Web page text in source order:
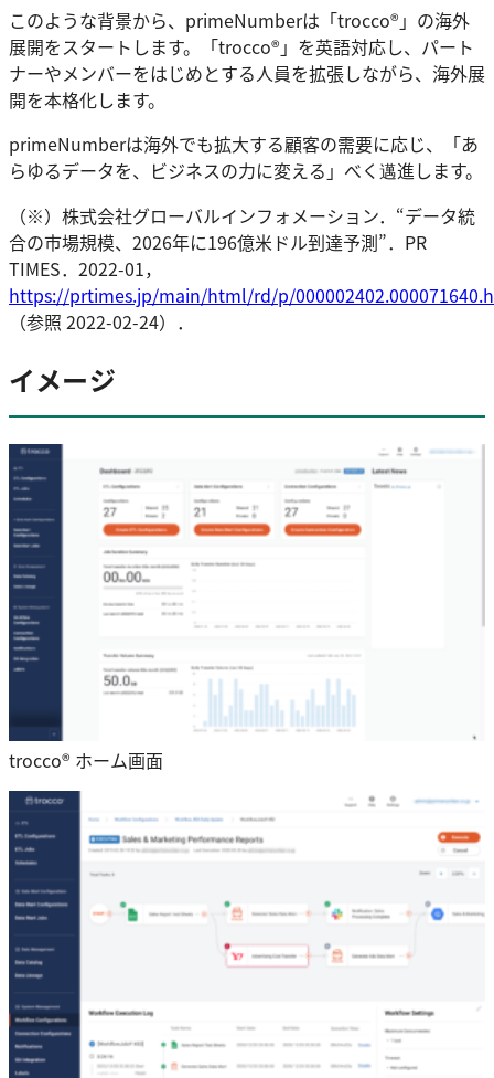
このような背景から、primeNumberは「trocco®」の海外
展開をスタートします。「trocco®」を英語対応し、パート
ナーやメンバーをはじめとする人員を拡張しながら、海外展
開を本格化します。
primeNumberは海外でも拡大する顧客の需要に応じ、「あ
らゆるデータを、ビジネスの力に変える」べく邁進します。
（※）株式会社グローバルインフォメーション．“データ統
合の市場規模、2026年に196億米ドル到達予測”．PR
TIMES．2022-01，
https://prtimes.jp/main/html/rd/p/
（参照 2022-02-24）．
イメージ
trocco® ホーム画面